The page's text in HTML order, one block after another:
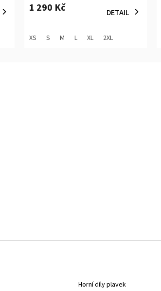
produktu
z
5
1 290 Kč DETAIL
XS S M L XL 2XL
Horní díly plavek